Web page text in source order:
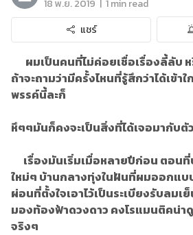
18 พ.ย. 2019 | 1 min read
แชร์
ผมเป็นคนที่ไม่ค่อยเชื่อเรื่องลี้ลับ
ถ้าจะถามว่ามีครั้งไหนที่รู้สึกว่าได้เข้า
พรรค์นี้ละก็
หึๆๆมันก็คงจะเป็นสิ่งที่ได้เจอมากับตั
เรื่องมันเริ่มเมื่อหลายปีก่อน ตอนที่
ใหม่ๆ บ้านกลางทุ่งในฝันที่ผมออกแ
ผ่อนที่ตั้งใจเอาไว้เป็นระเบียงรับลม
มองท้องฟ้าดวงดาว คงโรแมนติคน่
จริงๆ